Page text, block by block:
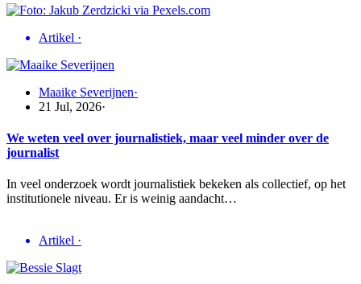
Artikel ·
Maaike Severijnen·
21 Jul, 2026·
We weten veel over journalistiek, maar veel minder over de
journalist
In veel onderzoek wordt journalistiek bekeken als collectief, op het
institutionele niveau. Er is weinig aandacht…
Artikel ·